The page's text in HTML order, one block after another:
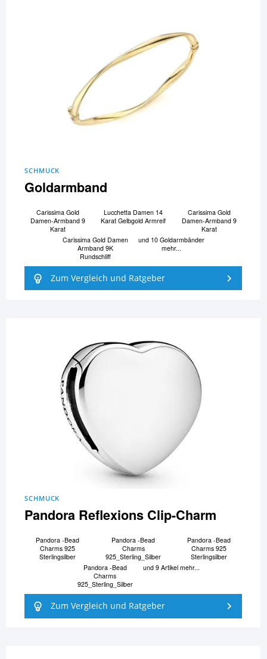
SCHMUCK
Goldarmband
Carissima Gold
Damen-Armband 9
Karat
Lucchetta Damen 14
Karat Gelbgold Armreif
Carissima Gold
Damen-Armband 9
Karat
Carissima Gold Damen
Armband 9K
Rundschliff
und 10 Goldarmbänder
mehr...
Zum Vergleich und Ratgeber
SCHMUCK
Pandora Reflexions Clip-Charm
Pandora -Bead
Charms 925
Sterlingsilber
Pandora -Bead
Charms
925_Sterling_Silber
Pandora -Bead
Charms 925
Sterlingsilber
Pandora -Bead
Charms
925_Sterling_Silber
und 9 Artikel mehr...
Zum Vergleich und Ratgeber